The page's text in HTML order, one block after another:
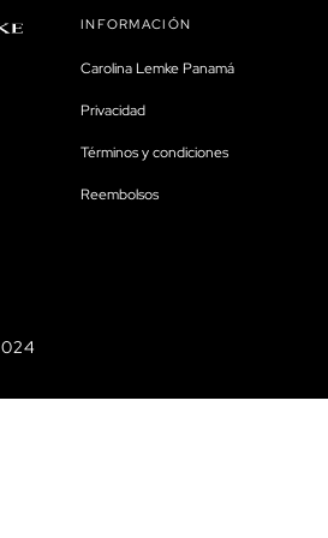
INFORMACIÓN
Carolina Lemke Panamá
Privacidad
Términos y condiciones
Reembolsos